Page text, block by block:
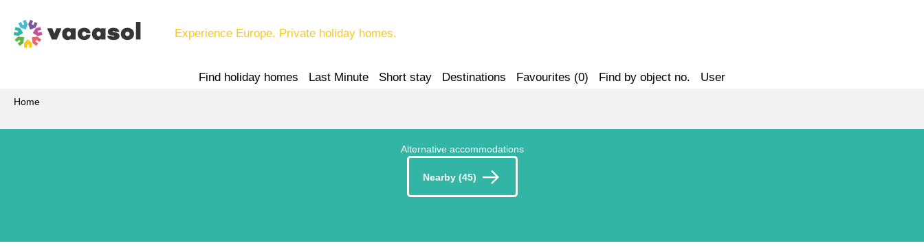
Experience Europe. Private holiday homes.
Find holiday homes Last Minute Short stay Destinations Favourites (0) Find by object no. User
Home
Alternative accommodations
Nearby (45)